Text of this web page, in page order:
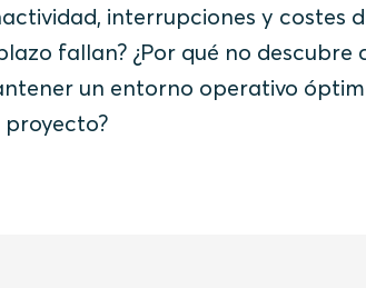
interrupciones y costes
fallan? ¿Por qué no descubre
un entorno operativo
proyecto?